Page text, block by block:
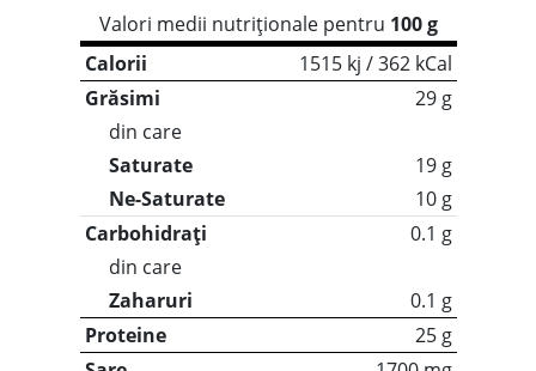
Valori medii nutriționale pentru 100 g
Calorii
1515 kj / 362 kCal
Grăsimi
29 g
din care
Saturate
19 g
Ne-Saturate
10 g
Carbohidrați
0.1 g
din care
Zaharuri
0.1 g
Proteine
25 g